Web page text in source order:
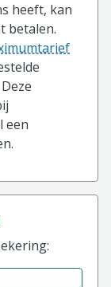
heeft, kan
betalen.
een